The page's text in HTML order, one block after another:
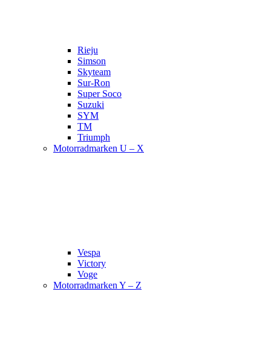
Rieju
Simson
Skyteam
Sur-Ron
Super Soco
Suzuki
SYM
TM
Triumph
Motorradmarken U – X
Vespa
Victory
Voge
Motorradmarken Y – Z